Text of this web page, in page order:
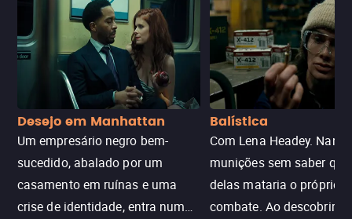
Desejo em Manhattan
Um empresário negro bem-
sucedido, abalado por um
casamento em ruínas e uma
crise de identidade, entra num
Balística
Com Lena Headey.
munições sem saber
delas mataria o próprio
combate. Ao descobrir a